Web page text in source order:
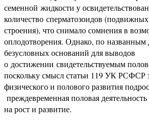
семенной жидкости у
количество сперматозоидов
строения), что снимало сомнения в
оплодотворения. Однако, по
безусловных оснований для выводов
о достижении свидетельствуемым
поскольку смысл статьи 119 УК РСФСР
физического и полового развития
преждевременная половая
на рост и развитие.